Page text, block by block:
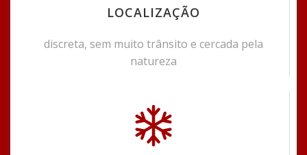
LOCALIZAÇÃO
discreta, sem muito trânsito e cercada pela
natureza